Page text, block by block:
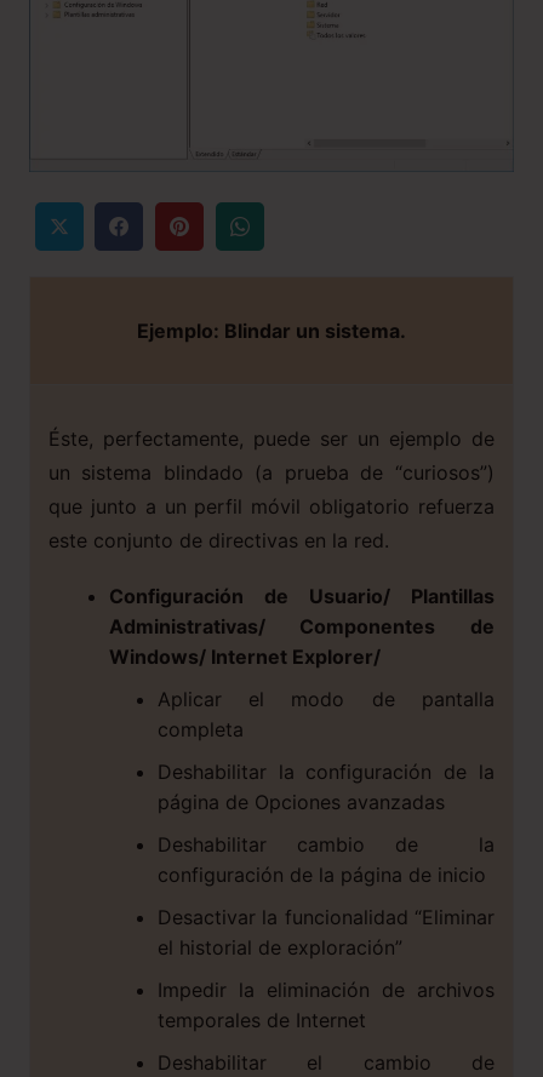
Ejemplo: Blindar un sistema.
Éste, perfectamente, puede ser un ejemplo de
un sistema blindado (a prueba de “curiosos”)
que junto a un perfil móvil obligatorio refuerza
este conjunto de directivas en la red.
Configuración de Usuario/ Plantillas
Administrativas/ Componentes de
Windows/ Internet Explorer/
Aplicar el modo de pantalla
completa
Deshabilitar la configuración de la
página de Opciones avanzadas
Deshabilitar cambio de la
configuración de la página de inicio
Desactivar la funcionalidad “Eliminar
el historial de exploración”
Impedir la eliminación de archivos
temporales de Internet
Deshabilitar el cambio de